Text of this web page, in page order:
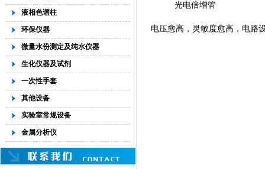
液相色谱柱
环保仪器
微量水份测定及纯水仪器
生化仪器及试剂
一次性手套
其他设备
实验室常规设备
金属分析仪
光电倍增管
电压愈高，灵敏度愈高，电路